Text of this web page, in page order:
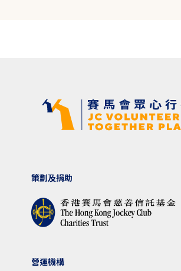
策劃及捐助
營運機構